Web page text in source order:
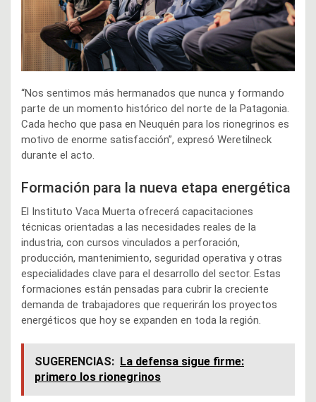
“Nos sentimos más hermanados que nunca y formando
parte de un momento histórico del norte de la Patagonia.
Cada hecho que pasa en Neuquén para los rionegrinos es
motivo de enorme satisfacción”, expresó Weretilneck
durante el acto.
Formación para la nueva etapa energética
El Instituto Vaca Muerta ofrecerá capacitaciones
técnicas orientadas a las necesidades reales de la
industria, con cursos vinculados a perforación,
producción, mantenimiento, seguridad operativa y otras
especialidades clave para el desarrollo del sector. Estas
formaciones están pensadas para cubrir la creciente
demanda de trabajadores que requerirán los proyectos
energéticos que hoy se expanden en toda la región.
SUGERENCIAS: La defensa sigue firme:
primero los rionegrinos